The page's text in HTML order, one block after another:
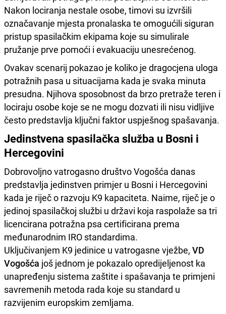
Nakon lociranja nestale osobe, timovi su izvršili
označavanje mjesta pronalaska te omogućili siguran
pristup spasilačkim ekipama koje su simulirale
pružanje prve pomoći i evakuaciju unesrećenog.
Ovakav scenarij pokazao je koliko je dragocjena uloga
potražnih pasa u situacijama kada je svaka minuta
presudna. Njihova sposobnost da brzo pretraže teren i
lociraju osobe koje se ne mogu dozvati ili nisu vidljive
često predstavlja ključni faktor uspješnog spašavanja.
Jedinstvena spasilačka služba u Bosni i
Hercegovini
Dobrovoljno vatrogasno društvo Vogošća danas
predstavlja jedinstven primjer u Bosni i Hercegovini
kada je riječ o razvoju K9 kapaciteta. Naime, riječ je o
jedinoj spasilačkoj službi u državi koja raspolaže sa tri
licencirana potražna psa certificirana prema
međunarodnim IRO standardima.
Uključivanjem K9 jedinice u vatrogasne vježbe, VD
Vogošća još jednom je pokazalo opredijeljenost ka
unapređenju sistema zaštite i spašavanja te primjeni
savremenih metoda rada koje su standard u
razvijenim europskim zemljama.